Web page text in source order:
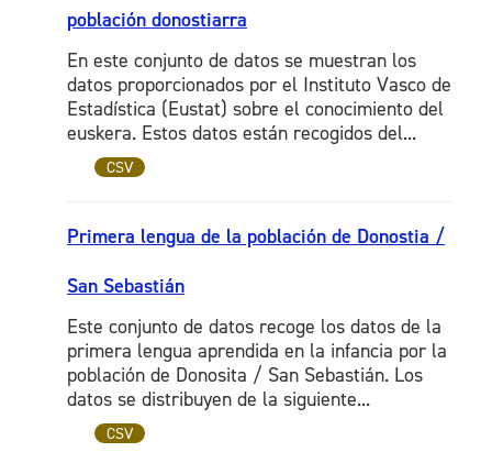
población donostiarra
En este conjunto de datos se muestran los
datos proporcionados por el Instituto Vasco de
Estadística (Eustat) sobre el conocimiento del
euskera. Estos datos están recogidos del...
CSV
Primera lengua de la población de Donostia /
San Sebastián
Este conjunto de datos recoge los datos de la
primera lengua aprendida en la infancia por la
población de Donosita / San Sebastián. Los
datos se distribuyen de la siguiente...
CSV